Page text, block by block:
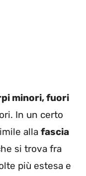
minori, fuori
In un certo
alla fascia
si trova fra
più estesa e